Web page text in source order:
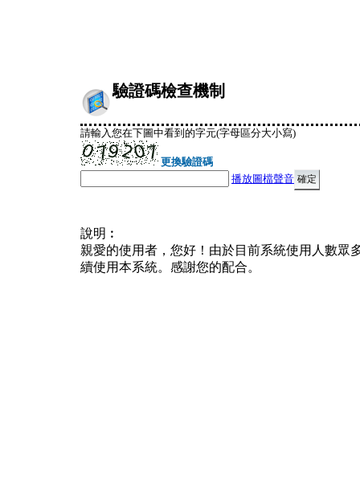
驗證碼檢查機制
請輸入您在下圖中看到的字元(字母區分大小寫)
更換驗證碼
播放圖檔聲音
說明︰
親愛的使用者，您好！由於目前系統使用人數眾
續使用本系統。感謝您的配合。